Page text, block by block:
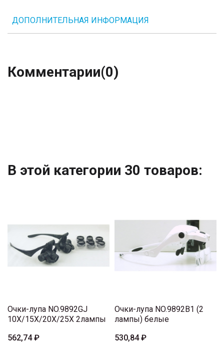
ДОПОЛНИТЕЛЬНАЯ ИНФОРМАЦИЯ
Комментарии(0)
В этой категории 30 товаров:
Очки-лупа NO.9892GJ
10X/15X/20X/25X 2лампы
562,74 ₽
Очки-лупа NO.9892B1 (2
лампы) белые
530,84 ₽